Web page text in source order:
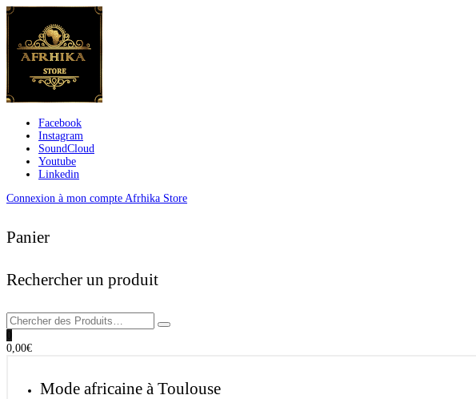
Facebook
Instagram
SoundCloud
Youtube
Linkedin
Connexion à mon compte Afrhika Store
Panier
Rechercher un produit
0,00€
Mode africaine à Toulouse